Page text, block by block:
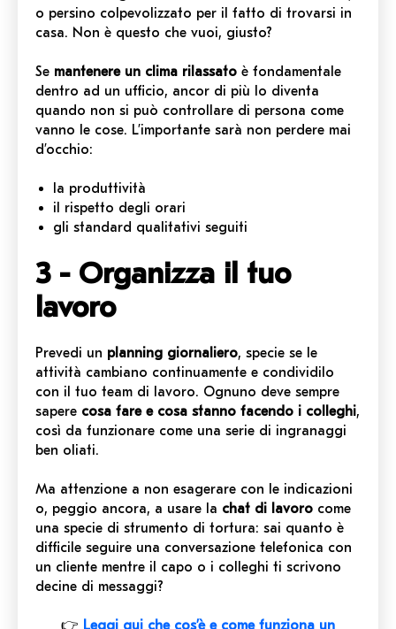
o persino colpevolizzato per il fatto di trovarsi in
casa. Non è questo che vuoi, giusto?
Se mantenere un clima rilassato è fondamentale
dentro ad un ufficio, ancor di più lo diventa
quando non si può controllare di persona come
vanno le cose. L’importante sarà non perdere mai
d’occhio:
la produttività
il rispetto degli orari
gli standard qualitativi seguiti
3 - Organizza il tuo
lavoro
Prevedi un planning giornaliero, specie se le
attività cambiano continuamente e condividilo
con il tuo team di lavoro. Ognuno deve sempre
sapere cosa fare e cosa stanno facendo i colleghi,
così da funzionare come una serie di ingranaggi
ben oliati.
Ma attenzione a non esagerare con le indicazioni
o, peggio ancora, a usare la chat di lavoro come
una specie di strumento di tortura: sai quanto è
difficile seguire una conversazione telefonica con
un cliente mentre il capo o i colleghi ti scrivono
decine di messaggi?
👉 Leggi qui che cos’è e come funziona un